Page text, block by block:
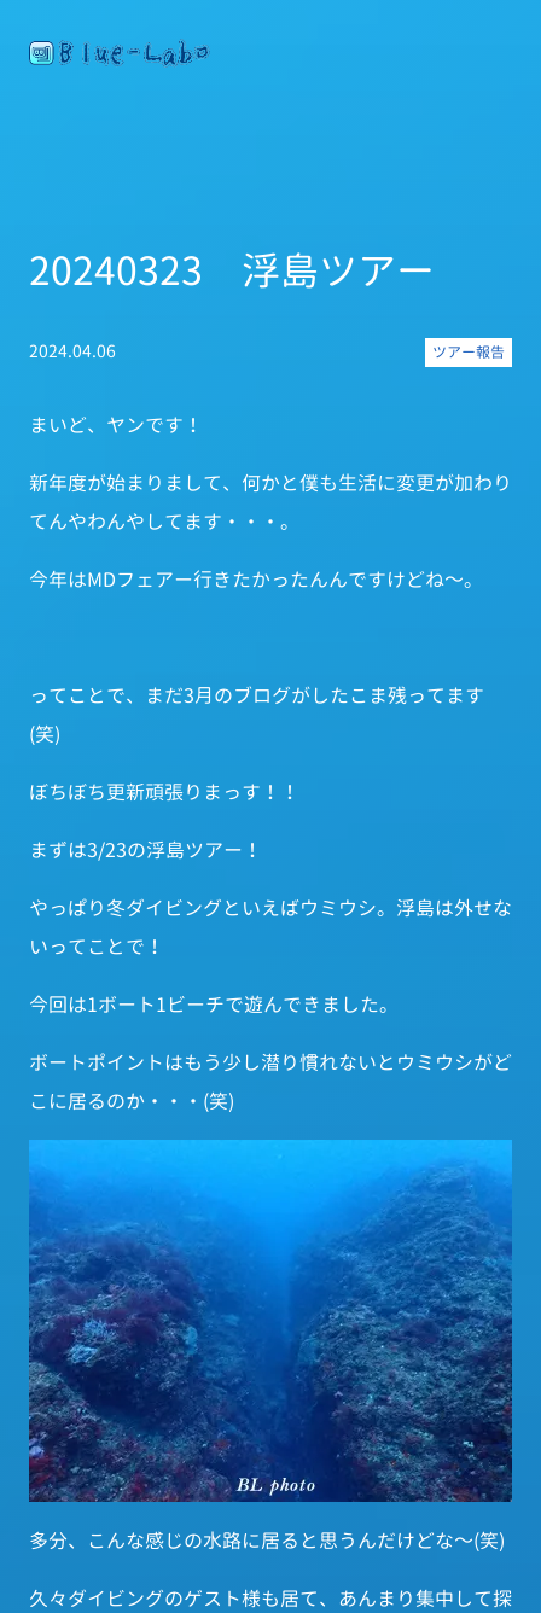
20240323 浮島ツアー
2024.04.06 ツアー報告
まいど、ヤンです！
新年度が始まりまして、何かと僕も生活に変更が加わり
てんやわんやしてます・・・。
今年はMDフェアー行きたかったんんですけどね～。
ってことで、まだ3月のブログがしたこま残ってます
(笑)
ぼちぼち更新頑張りまっす！！
まずは3/23の浮島ツアー！
やっぱり冬ダイビングといえばウミウシ。浮島は外せな
いってことで！
今回は1ボート1ビーチで遊んできました。
ボートポイントはもう少し潜り慣れないとウミウシがど
こに居るのか・・・(笑)
多分、こんな感じの水路に居ると思うんだけどな～(笑)
久々ダイビングのゲスト様も居て、あんまり集中して探